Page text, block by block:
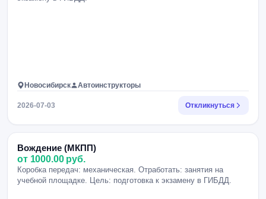
Новосибирск Автоинструкторы
2026-07-03 Откликнуться
Вождение (МКПП)
от 1000.00 руб.
Коробка передач: механическая. Отработать: занятия на
учебной площадке. Цель: подготовка к экзамену в ГИБДД.